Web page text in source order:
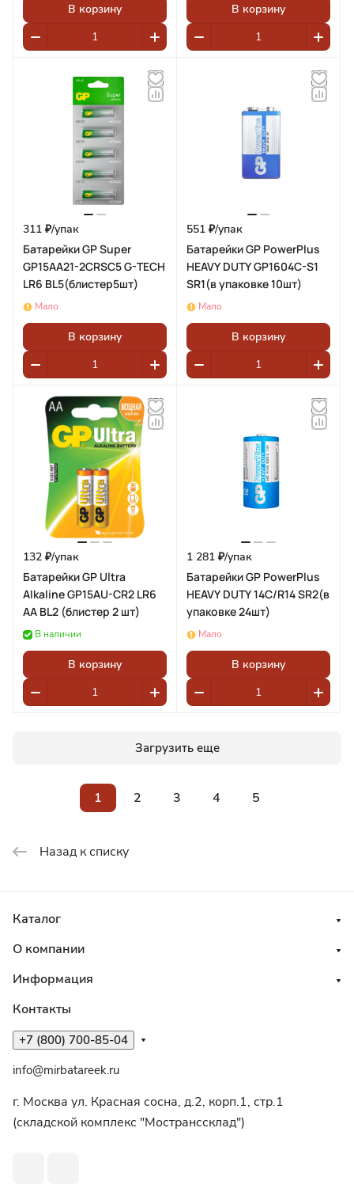
В корзину В корзину
311 ₽/упак
Батарейки GP Super
GP15AA21-2CRSC5 G-TECH
LR6 BL5(блистер5шт)
Мало
В корзину
551 ₽/упак
Батарейки GP PowerPlus
HEAVY DUTY GP1604C-S1
SR1(в упаковке 10шт)
Мало
В корзину
132 ₽/упак
Батарейки GP Ultra
Alkaline GP15AU-CR2 LR6
АА BL2 (блистер 2 шт)
В наличии
В корзину
1 281 ₽/упак
Батарейки GP PowerPlus
HEAVY DUTY 14C/R14 SR2(в
упаковке 24шт)
Мало
В корзину
Загрузить еще
1 2 3 4 5
Назад к списку
Каталог
О компании
Информация
Контакты
+7 (800) 700-85-04
info@mirbatareek.ru
г. Москва ул. Красная сосна, д.2, корп.1, стр.1
(складской комплекс "Мостранссклад")